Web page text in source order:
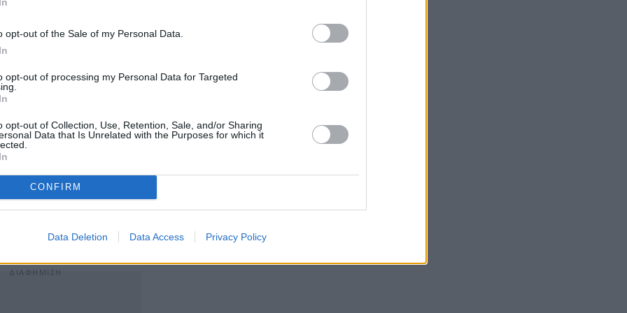
opt-out of the Sale of my Personal Data.
opt-out of processing my Personal Data for Targeted
opt-out of Collection, Use, Retention, Sale, and/or Sharing
Data that Is Unrelated with the Purposes for which it
CONFIRM
Data Deletion Data Access Privacy Policy
με τη συνολική επενδυτική πορεία της
το εργοστάσιο στον Ασπρόπυργο σε
για το σύστημα IQOS.
ευρώ, ενώ η αξία τωνεξαγωγώνυπερβαίνει τα
εταιρείας στην ελληνική οικονομία.